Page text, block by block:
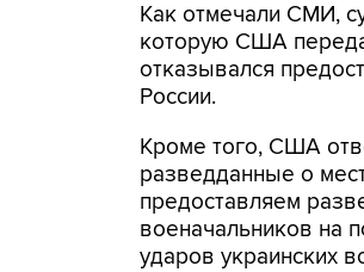
Как отмечали СМИ,
которую США
отказывался
России.
Кроме того, США
разведданные о
предоставляем
военачальников на
ударов украинских